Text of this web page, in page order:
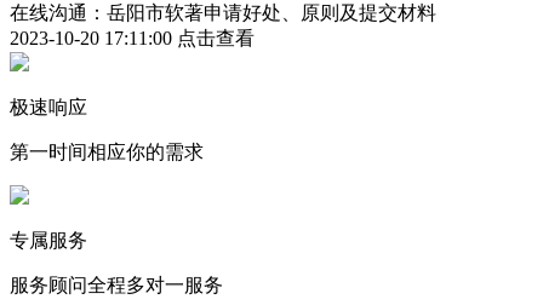
在线沟通：岳阳市软著申请好处、原则及提交材料
2023-10-20 17:11:00 点击查看
极速响应
第一时间相应你的需求
专属服务
服务顾问全程多对一服务